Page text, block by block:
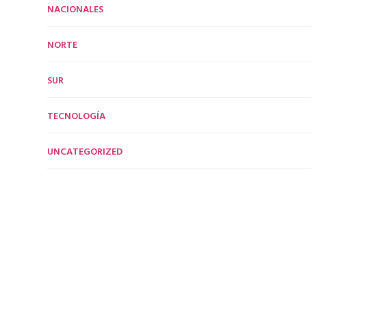
NACIONALES
NORTE
SUR
TECNOLOGÍA
UNCATEGORIZED